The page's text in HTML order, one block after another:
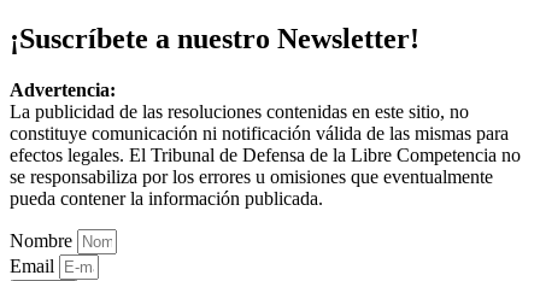
¡Suscríbete a nuestro Newsletter!
Advertencia:
La publicidad de las resoluciones contenidas en este sitio, no
constituye comunicación ni notificación válida de las mismas para
efectos legales. El Tribunal de Defensa de la Libre Competencia no
se responsabiliza por los errores u omisiones que eventualmente
pueda contener la información publicada.
Nombre
Email